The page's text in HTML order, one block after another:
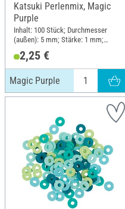
Katsuki Perlenmix, Magic
Purple
Inhalt: 100 Stück; Durchmesser
(außen): 5 mm; Stärke: 1 mm;
2,25 €
Magic Purple